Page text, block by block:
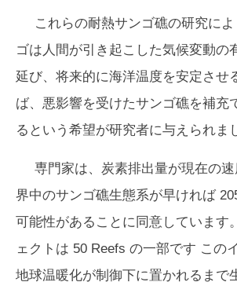
これらの耐熱サンゴ礁の研究に
ゴは人間が引き起こした気候変動の
延び、将来的に海洋温度を安定させ
ば、悪影響を受けたサンゴ礁を補充
るという希望が研究者に与えられま
専門家は、炭素排出量が現在の
界中のサンゴ礁生態系が早ければ
可能性があることに同意しています
ェクトは 50 Reefs の一部です この
地球温暖化が制御下に置かれるまで